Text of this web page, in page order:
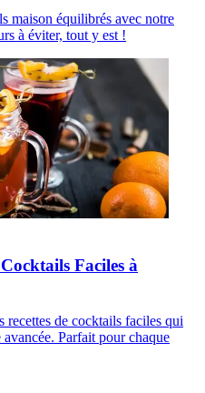
maison équilibrés avec notre
à éviter, tout y est !
Faciles à
recettes de cocktails faciles qui
Parfait pour chaque